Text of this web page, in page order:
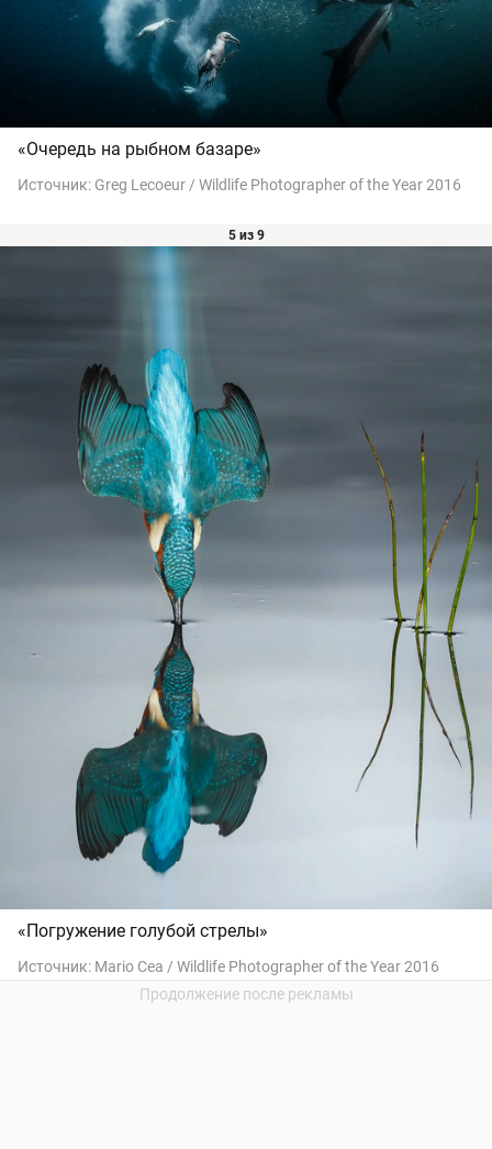
«Очередь на рыбном базаре»
Источник: Greg Lecoeur / Wildlife Photographer of the Year 2016
5 из 9
«Погружение голубой стрелы»
Источник: Mario Cea / Wildlife Photographer of the Year 2016